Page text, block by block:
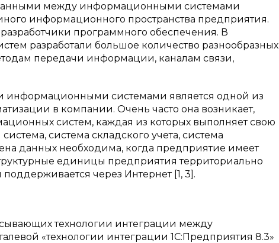
между информационными системами
информационного пространства предприятия.
программного обеспечения. В
разработали большое количество разнообразных
передачи информации, каналам связи,
системами является одной из
в компании. Очень часто она возникает,
систем, каждая из которых выполняет свою
система складского учета, система
данных необходима, когда предприятие имеет
единицы предприятия территориально
через Интернет [1, 3].
технологии интеграции между
«технологии интеграции 1С:Предприятия 8.3»